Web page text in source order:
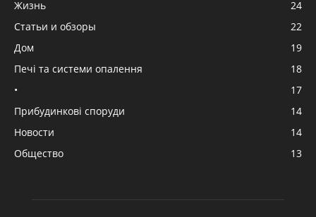
Жизнь
24
Статьи и обзоры
22
Дом
19
Печі та системи опалення
18
•
17
Прибудинкові споруди
14
Новости
14
Общество
13